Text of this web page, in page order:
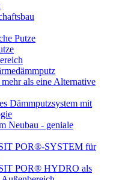
Putze
als eine Alternative
Dämmputzsystem mit
Neubau - geniale
POR®-SYSTEM für
POR® HYDRO als